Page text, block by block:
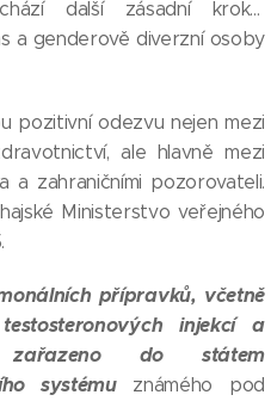
další zásadní krok...
a genderově diverzní osoby
pozitivní odezvu nejen mezi
ale hlavně mezi
a zahraničními pozorovateli.
Ministerstvo veřejného
přípravků, včetně
injekcí a
zařazeno do státem
systémuznámého pod